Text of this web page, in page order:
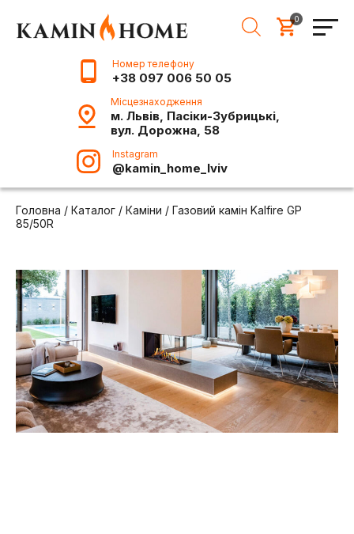
0
Номер телефону
+38 097 006 50 05
Місцезнаходження
м. Львів, Пасіки-Зубрицькі,
вул. Дорожна, 58
Instagram
@kamin_home_lviv
Головна / Каталог / Каміни / Газовий камін Kalfire GP
85/50R